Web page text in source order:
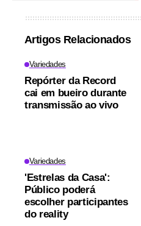
Artigos Relacionados
Variedades
Repórter da Record
cai em bueiro durante
transmissão ao vivo
Variedades
'Estrelas da Casa':
Público poderá
escolher participantes
do reality